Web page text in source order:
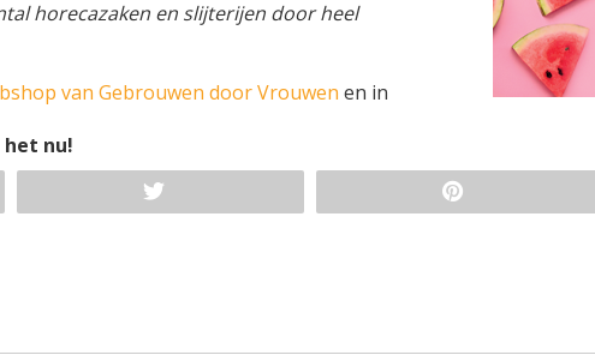
horecazaken en slijterijen door heel
van Gebrouwen door Vrouwen en in
nu!